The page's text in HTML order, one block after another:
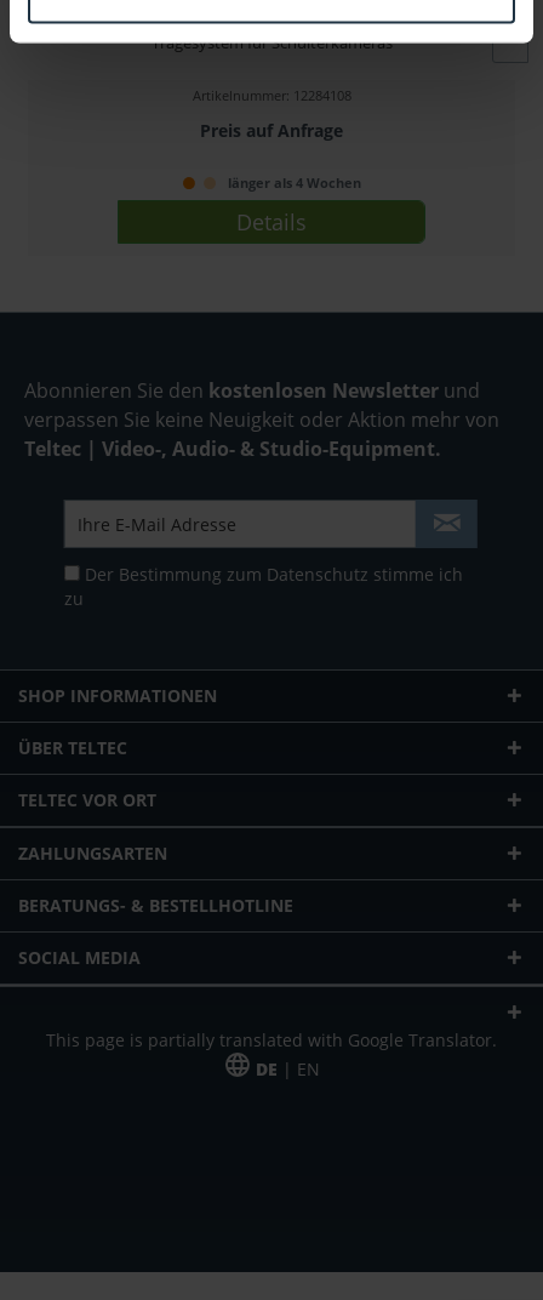
Tragesystem für Schulterkameras
Artikelnummer: 12284108
Preis auf Anfrage
länger als 4 Wochen
Details
Abonnieren Sie den kostenlosen Newsletter und
verpassen Sie keine Neuigkeit oder Aktion mehr von
Teltec | Video-, Audio- & Studio-Equipment.
Der Bestimmung zum Datenschutz stimme ich
zu
SHOP INFORMATIONEN
ÜBER TELTEC
TELTEC VOR ORT
ZAHLUNGSARTEN
BERATUNGS- & BESTELLHOTLINE
SOCIAL MEDIA
This page is partially translated with Google Translator.
DE | EN